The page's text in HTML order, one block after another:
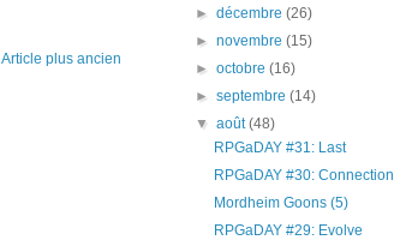
Article plus ancien
►décembre(26)
►novembre(15)
►octobre(16)
►septembre(14)
▼août(48)
RPGaDAY #31: Last
RPGaDAY #30: Connection
Mordheim Goons (5)
RPGaDAY #29: Evolve